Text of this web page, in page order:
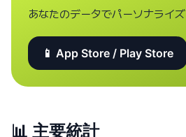
あなたのデータでパーソナライズ
📱 App Store / Play Store
📊 主要統計